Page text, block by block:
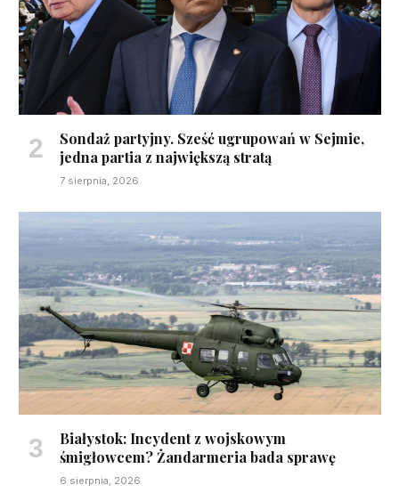
Sondaż partyjny. Sześć ugrupowań w Sejmie,
jedna partia z największą stratą
7 sierpnia, 2026
Białystok: Incydent z wojskowym
śmigłowcem? Żandarmeria bada sprawę
6 sierpnia, 2026